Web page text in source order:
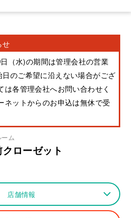
せ
（水)の期間は管理会社の営業
のご希望に沿えない場合がござ
は各管理会社へお問い合わせく
ネットからのお申込は無休で受
ム
ローゼット
店舗情報